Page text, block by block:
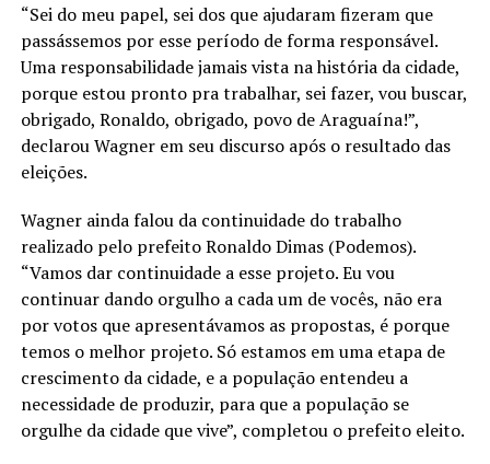
“Sei do meu papel, sei dos que ajudaram fizeram que
passássemos por esse período de forma responsável.
Uma responsabilidade jamais vista na história da cidade,
porque estou pronto pra trabalhar, sei fazer, vou buscar,
obrigado, Ronaldo, obrigado, povo de Araguaína!”,
declarou Wagner em seu discurso após o resultado das
eleições.
Wagner ainda falou da continuidade do trabalho
realizado pelo prefeito Ronaldo Dimas (Podemos).
“Vamos dar continuidade a esse projeto. Eu vou
continuar dando orgulho a cada um de vocês, não era
por votos que apresentávamos as propostas, é porque
temos o melhor projeto. Só estamos em uma etapa de
crescimento da cidade, e a população entendeu a
necessidade de produzir, para que a população se
orgulhe da cidade que vive”, completou o prefeito eleito.